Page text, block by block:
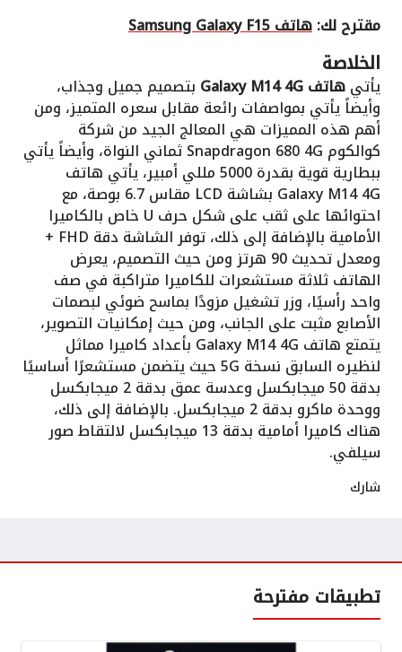
مقترح لك:هاتف Samsung Galaxy F15
الخلاصة
يأتيهاتف Galaxy M14 4G بتصميم جميل وجذاب،
وأيضاً يأتي بمواصفات رائعة مقابل سعره المتميز، ومن
أهم هذه المميزات هي المعالج الجيد من شركة
كوالكوم Snapdragon 680 4G ثماني النواة، وأيضاً يأتي
ببطارية قوية بقدرة 5000 مللي أمبير، يأتي هاتف
Galaxy M14 4G بشاشة LCD مقاس 6.7 بوصة، مع
احتوائها على ثقب على شكل حرف U خاص بالكاميرا
الأمامية بالإضافة إلى ذلك، توفر الشاشة دقة FHD +
ومعدل تحديث 90 هرتز ومن حيث التصميم، يعرض
الهاتف ثلاثة مستشعرات للكاميرا متراكبة في صف
واحد رأسيًا، وزر تشغيل مزودًا بماسح ضوئي لبصمات
الأصابع مثبت على الجانب، ومن حيث إمكانيات التصوير،
يتمتع هاتف Galaxy M14 4G بأعداد كاميرا مماثل
لنظيره السابق نسخة 5G حيث يتضمن مستشعرًا أساسيًا
بدقة 50 ميجابكسل وعدسة عمق بدقة 2 ميجابكسل
ووحدة ماكرو بدقة 2 ميجابكسل. بالإضافة إلى ذلك،
هناك كاميرا أمامية بدقة 13 ميجابكسل لالتقاط صور
سيلفي.
شارك
تطبيقات مفترحة